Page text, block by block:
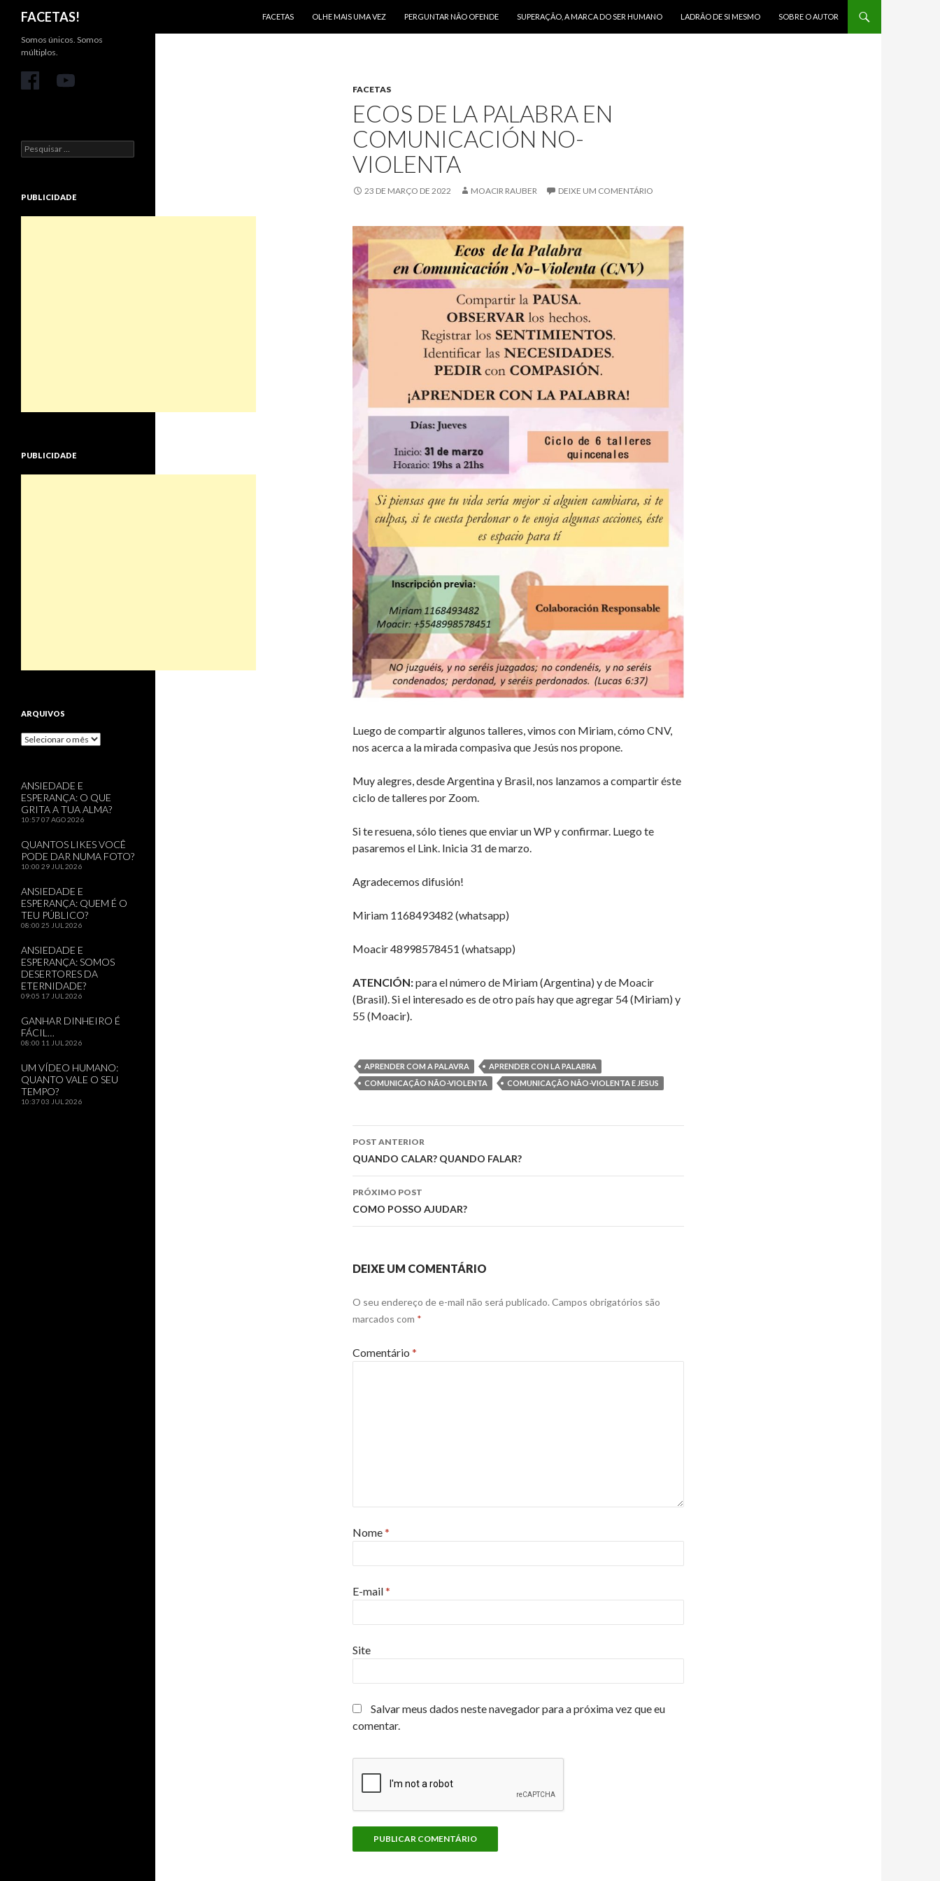
FACETAS!
FACETAS
OLHE MAIS UMA VEZ PERGUNTAR NÃO OFENDE SUPERAÇÃO, A MARCA DO SER HUMANO LADRÃO DE SI MESMO SOBRE O AUTOR
FACETAS
ECOS DE LA PALABRA EN
COMUNICACIÓN NO-
VIOLENTA
23 DE MARÇO DE 2022 MOACIR RAUBER DEIXE UM COMENTÁRIO
Luego de compartir algunos talleres, vimos con Miriam, cómo CNV,
nos acerca a la mirada compasiva que Jesús nos propone.
Muy alegres, desde Argentina y Brasil, nos lanzamos a compartir éste
ciclo de talleres por Zoom.
Si te resuena, sólo tienes que enviar un WP y confirmar. Luego te
pasaremos el Link. Inicia 31 de marzo.
Agradecemos difusión!
Miriam 1168493482 (whatsapp)
Moacir 48998578451 (whatsapp)
ATENCIÓN:para el número de Miriam (Argentina) y de Moacir
(Brasil). Si el interesado es de otro país hay que agregar 54 (Miriam) y
55 (Moacir).
APRENDER COM A PALAVRA
APRENDER CON LA PALABRA
COMUNICAÇÃO NÃO-VIOLENTA
COMUNICAÇÃO NÃO-VIOLENTA E JESUS
Navegação
de
posts
POST ANTERIOR
QUANDO CALAR? QUANDO FALAR?
PRÓXIMO POST
COMO POSSO AJUDAR?
DEIXE UM COMENTÁRIO
O seu endereço de e-mail não será publicado. Campos obrigatórios são
marcados com *
Comentário *
Nome*
E-mail*
Site
Salvar meus dados neste navegador para a próxima vez que eu
comentar.
Somos únicos. Somos
múltiplos.
Pesquisar
por:
PUBLICIDADE
PUBLICIDADE
ARQUIVOS
Arquivos
ANSIEDADE E
ESPERANÇA: O QUE
GRITA A TUA ALMA?
10:5707 AGO 2026
QUANTOS LIKES VOCÊ
PODE DAR NUMA FOTO?
10:00 29 JUL 2026
ANSIEDADE E
ESPERANÇA: QUEM É O
TEU PÚBLICO?
08:00 25 JUL 2026
ANSIEDADE E
ESPERANÇA: SOMOS
DESERTORES DA
ETERNIDADE?
09:05 17 JUL 2026
GANHAR DINHEIRO É
FÁCIL…
08:00 11 JUL 2026
UM VÍDEO HUMANO:
QUANTO VALE O SEU
TEMPO?
10:3703 JUL 2026